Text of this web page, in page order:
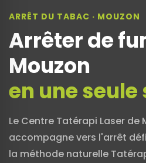
ARRÊT DU TABAC · MOUZON
Arrêter de
Mouzon
en une seule
Le Centre Tatérapi Laser de
accompagne vers l'arrêt
la méthode naturelle